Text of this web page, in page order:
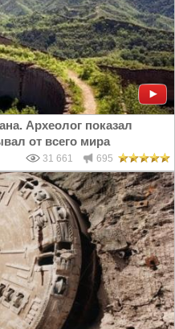
Археолог показал
от всего мира
31 661 695